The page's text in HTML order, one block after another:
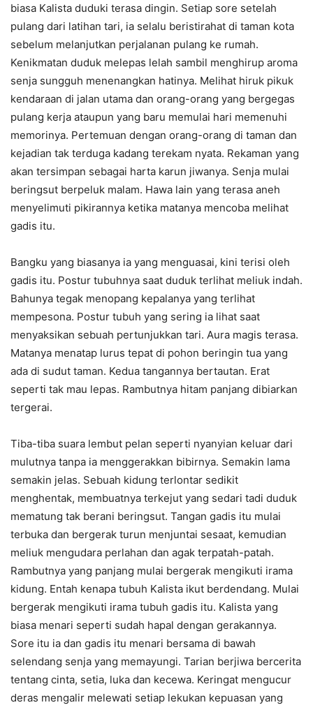
biasa Kalista duduki terasa dingin. Setiap sore setelah
pulang dari latihan tari, ia selalu beristirahat di taman kota
sebelum melanjutkan perjalanan pulang ke rumah.
Kenikmatan duduk melepas lelah sambil menghirup aroma
senja sungguh menenangkan hatinya. Melihat hiruk pikuk
kendaraan di jalan utama dan orang-orang yang bergegas
pulang kerja ataupun yang baru memulai hari memenuhi
memorinya. Pertemuan dengan orang-orang di taman dan
kejadian tak terduga kadang terekam nyata. Rekaman yang
akan tersimpan sebagai harta karun jiwanya. Senja mulai
beringsut berpeluk malam. Hawa lain yang terasa aneh
menyelimuti pikirannya ketika matanya mencoba melihat
gadis itu.
Bangku yang biasanya ia yang menguasai, kini terisi oleh
gadis itu. Postur tubuhnya saat duduk terlihat meliuk indah.
Bahunya tegak menopang kepalanya yang terlihat
mempesona. Postur tubuh yang sering ia lihat saat
menyaksikan sebuah pertunjukkan tari. Aura magis terasa.
Matanya menatap lurus tepat di pohon beringin tua yang
ada di sudut taman. Kedua tangannya bertautan. Erat
seperti tak mau lepas. Rambutnya hitam panjang dibiarkan
tergerai.
Tiba-tiba suara lembut pelan seperti nyanyian keluar dari
mulutnya tanpa ia menggerakkan bibirnya. Semakin lama
semakin jelas. Sebuah kidung terlontar sedikit
menghentak, membuatnya terkejut yang sedari tadi duduk
mematung tak berani beringsut. Tangan gadis itu mulai
terbuka dan bergerak turun menjuntai sesaat, kemudian
meliuk mengudara perlahan dan agak terpatah-patah.
Rambutnya yang panjang mulai bergerak mengikuti irama
kidung. Entah kenapa tubuh Kalista ikut berdendang. Mulai
bergerak mengikuti irama tubuh gadis itu. Kalista yang
biasa menari seperti sudah hapal dengan gerakannya.
Sore itu ia dan gadis itu menari bersama di bawah
selendang senja yang memayungi. Tarian berjiwa bercerita
tentang cinta, setia, luka dan kecewa. Keringat mengucur
deras mengalir melewati setiap lekukan kepuasan yang